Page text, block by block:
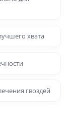
хвата
гвоздей